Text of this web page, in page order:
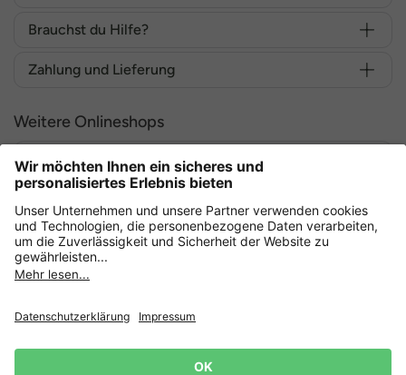
Brauchst du Hilfe?
Zahlung und Lieferung
Weitere Onlineshops
Deutschland
Sicher einkaufen mit
AGB